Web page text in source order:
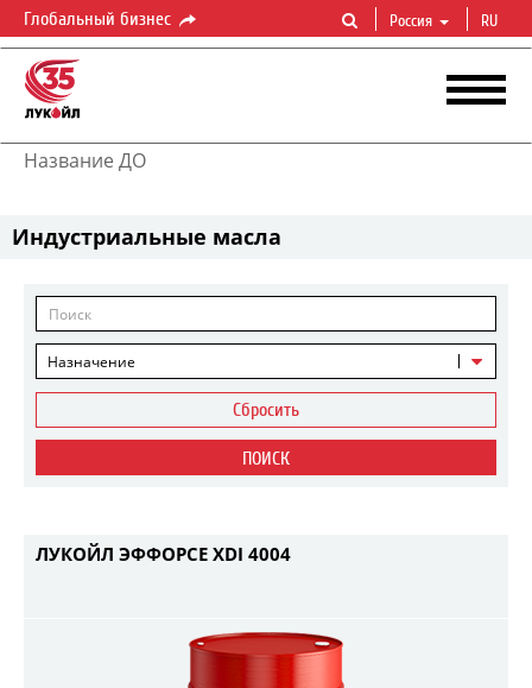
Глобальный бизнес Россия RU
Название ДО
Индустриальные масла
Назначение
Сбросить
ПОИСК
ЛУКОЙЛ ЭФФОРСЕ XDI 4004